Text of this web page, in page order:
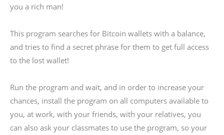
you a rich man!
This program searches for Bitcoin wallets with a balance,
and tries to find a secret phrase for them to get full access
to the lost wallet!
Run the program and wait, and in order to increase your
chances, install the program on all computers available to
you, at work, with your friends, with your relatives, you
can also ask your classmates to use the program, so your